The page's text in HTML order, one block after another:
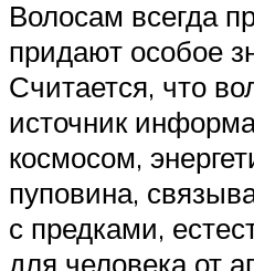
Волосам всегда
придают особое
Считается, что
источник
космосом,
пуповина,
с предками,
для человека от